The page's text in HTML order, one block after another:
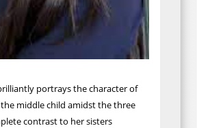
portrays the character of
the middle child amidst the three
contrast to her sisters